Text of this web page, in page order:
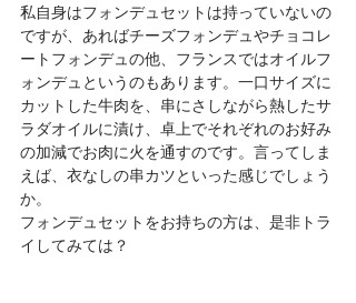
私自身はフォンデュセットは持っていないの
ですが、あればチーズフォンデュやチョコレ
ートフォンデュの他、フランスではオイルフ
ォンデュというのもあります。一口サイズに
カットした牛肉を、串にさしながら熱したサ
ラダオイルに漬け、卓上でそれぞれのお好み
の加減でお肉に火を通すのです。言ってしま
えば、衣なしの串カツといった感じでしょう
か。
フォンデュセットをお持ちの方は、是非トラ
イしてみては？